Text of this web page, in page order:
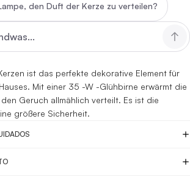
den Duft der Kerze zu verteilen?
ist das perfekte dekorative Element für
Mit einer 35 -W -Glühbirne erwärmt die
Geruch allmählich verteilt. Es ist die
größere Sicherheit.